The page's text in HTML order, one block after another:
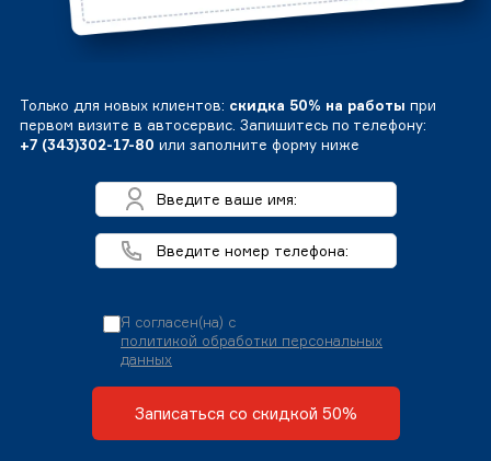
Только для новых клиентов: скидка 50% на работы при
первом визите в автосервис. Запишитесь по телефону:
+7 (343)302-17-80 или заполните форму ниже
Я согласен(на) с
политикой обработки персональных
данных
Записаться со скидкой 50%